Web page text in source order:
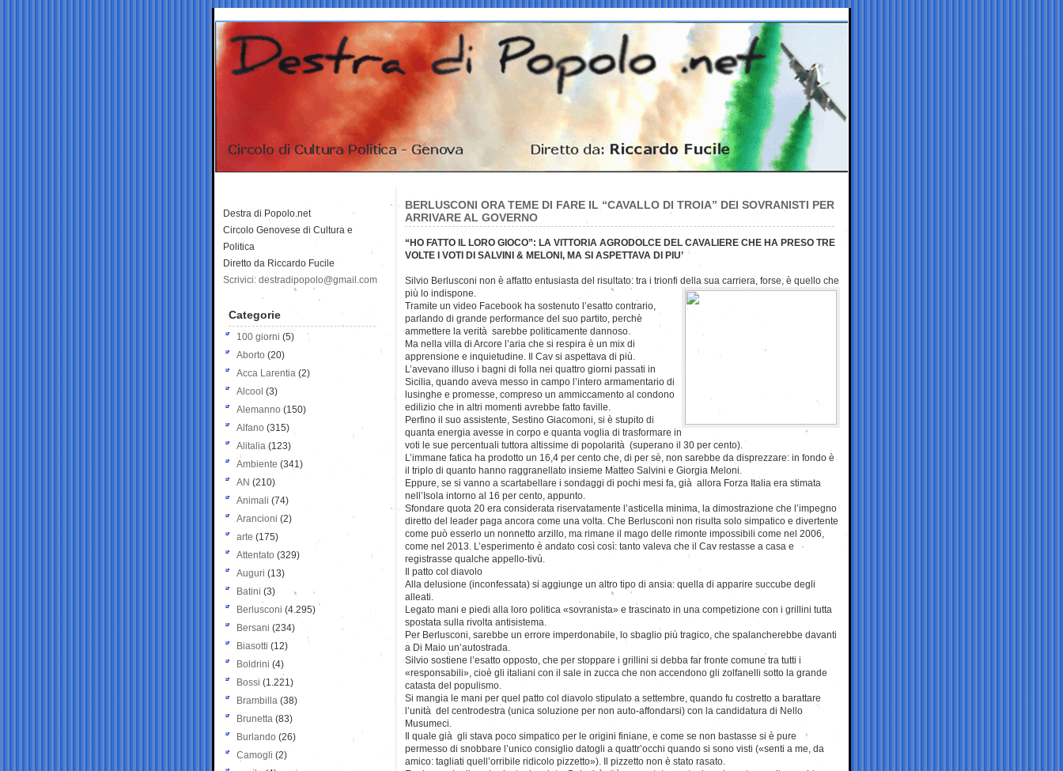
BERLUSCONI ORA TEME DI FARE IL “CAVALLO DI TROIA” DEI SOVRANISTI PER
ARRIVARE AL GOVERNO
“HO FATTO IL LORO GIOCO”: LA VITTORIA AGRODOLCE DEL CAVALIERE CHE HA PRESO TRE
VOLTE I VOTI DI SALVINI & MELONI, MA SI ASPETTAVA DI PIU’
Silvio Berlusconi non è affatto entusiasta del risultato: tra i trionfi della sua carriera, forse, è quello che
più lo indispone.
Tramite un video Facebook ha sostenuto l’esatto contrario,
parlando di grande performance del suo partito, perchè
ammettere la verità sarebbe politicamente dannoso.
Ma nella villa di Arcore l’aria che si respira è un mix di
apprensione e inquietudine. Il Cav si aspettava di più.
L’avevano illuso i bagni di folla nei quattro giorni passati in
Sicilia, quando aveva messo in campo l’intero armamentario di
lusinghe e promesse, compreso un ammiccamento al condono
edilizio che in altri momenti avrebbe fatto faville.
Perfino il suo assistente, Sestino Giacomoni, si è stupito di
quanta energia avesse in corpo e quanta voglia di trasformare in
voti le sue percentuali tuttora altissime di popolarità (superano il 30 per cento).
L’immane fatica ha prodotto un 16,4 per cento che, di per sè, non sarebbe da disprezzare: in fondo è
il triplo di quanto hanno raggranellato insieme Matteo Salvini e Giorgia Meloni.
Eppure, se si vanno a scartabellare i sondaggi di pochi mesi fa, già allora Forza Italia era stimata
nell’Isola intorno al 16 per cento, appunto.
Sfondare quota 20 era considerata riservatamente l’asticella minima, la dimostrazione che l’impegno
diretto del leader paga ancora come una volta. Che Berlusconi non risulta solo simpatico e divertente
come può esserlo un nonnetto arzillo, ma rimane il mago delle rimonte impossibili come nel 2006,
come nel 2013. L’esperimento è andato così così: tanto valeva che il Cav restasse a casa e
registrasse qualche appello-tivù.
Il patto col diavolo
Alla delusione (inconfessata) si aggiunge un altro tipo di ansia: quella di apparire succube degli
alleati.
Legato mani e piedi alla loro politica «sovranista» e trascinato in una competizione con i grillini tutta
spostata sulla rivolta antisistema.
Per Berlusconi, sarebbe un errore imperdonabile, lo sbaglio più tragico, che spalancherebbe davanti
a Di Maio un’autostrada.
Silvio sostiene l’esatto opposto, che per stoppare i grillini si debba far fronte comune tra tutti i
«responsabili», cioè gli italiani con il sale in zucca che non accendono gli zolfanelli sotto la grande
catasta del populismo.
Si mangia le mani per quel patto col diavolo stipulato a settembre, quando fu costretto a barattare
l’unità del centrodestra (unica soluzione per non auto-affondarsi) con la candidatura di Nello
Musumeci.
Il quale già gli stava poco simpatico per le origini finiane, e come se non bastasse si è pure
permesso di snobbare l’unico consiglio datogli a quattr’occhi quando si sono visti («senti a me, da
amico: tagliati quell’orribile ridicolo pizzetto»). Il pizzetto non è stato rasato.
Destra di Popolo.net
Circolo Genovese di Cultura e
Politica
Diretto da Riccardo Fucile
Scrivici: destradipopolo@gmail.com
Categorie
100 giorni (5)
Aborto (20)
Acca Larentia (2)
Alcool (3)
Alemanno (150)
Alfano (315)
Alitalia (123)
Ambiente (341)
AN (210)
Animali (74)
Arancioni (2)
arte (175)
Attentato (329)
Auguri (13)
Batini (3)
Berlusconi (4.295)
Bersani (234)
Biasotti (12)
Boldrini (4)
Bossi (1.221)
Brambilla (38)
Brunetta (83)
Burlando (26)
Camogli (2)